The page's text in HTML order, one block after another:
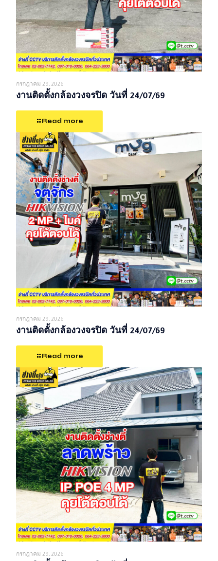
กรกฎาคม 29, 2026
งานติดตั้งกล้องวงจรปิด วันที่ 24/07/69
Read more
กรกฎาคม 29, 2026
งานติดตั้งกล้องวงจรปิด วันที่ 24/07/69
Read more
กรกฎาคม 29, 2026